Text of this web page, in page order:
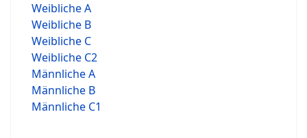
Weibliche A
Weibliche B
Weibliche C
Weibliche C2
Männliche A
Männliche B
Männliche C1